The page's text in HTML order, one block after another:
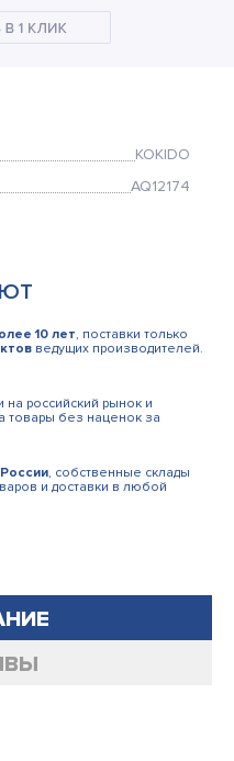
и коптильни
KOKIDO
AQ12174
10 лет, поставки только
ведущих производителей.
на российский рынок и
товары без наценок за
, собственные склады
и доставки в любой